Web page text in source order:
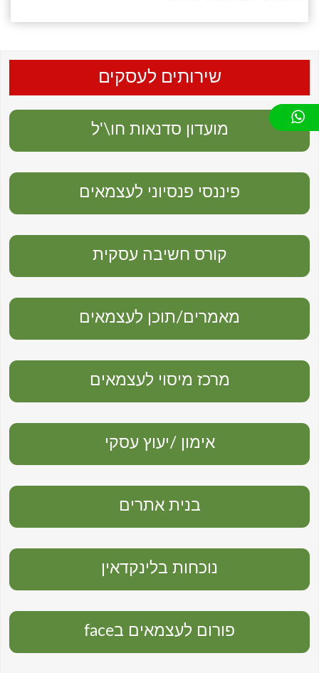
שירותים לעסקים
מועדון סדנאות חו\'ל
פיננסי פנסיוני לעצמאים
קורס חשיבה עסקית
מאמרים/תוכן לעצמאים
מרכז מיסוי לעצמאים
אימון /יעוץ עסקי
בנית אתרים
נוכחות בלינקדאין
פורום לעצמאים בface